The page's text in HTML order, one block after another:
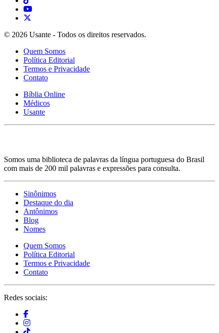
© 2026 Usante - Todos os direitos reservados.
Quem Somos
Política Editorial
Termos e Privacidade
Contato
Bíblia Online
Médicos
Usante
Somos uma biblioteca de palavras da língua portuguesa do Brasil
com mais de 200 mil palavras e expressões para consulta.
Sinônimos
Destaque do dia
Antônimos
Blog
Nomes
Quem Somos
Política Editorial
Termos e Privacidade
Contato
Redes sociais: